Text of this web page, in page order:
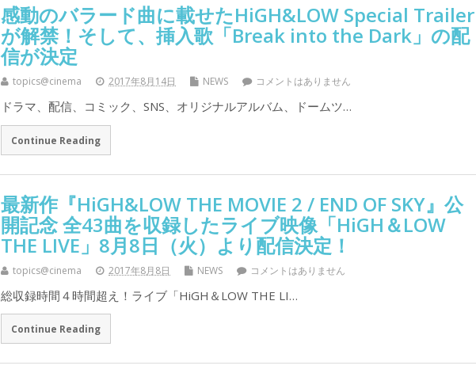
感動のバラード曲に載せたHiGH&LOW Special Trailer
が解禁！そして、挿入歌「Break into the Dark」の配
信が決定
topics@cinema 2017年8月14日 NEWS コメントはありません
ドラマ、配信、コミック、SNS、オリジナルアルバム、ドームツ…
Continue Reading
最新作『HiGH&LOW THE MOVIE 2 / END OF SKY』公
開記念 全43曲を収録したライブ映像「HiGH＆LOW
THE LIVE」8月8日（火）より配信決定！
topics@cinema 2017年8月8日 NEWS コメントはありません
総収録時間４時間超え！ライブ「HiGH＆LOW THE LI…
Continue Reading